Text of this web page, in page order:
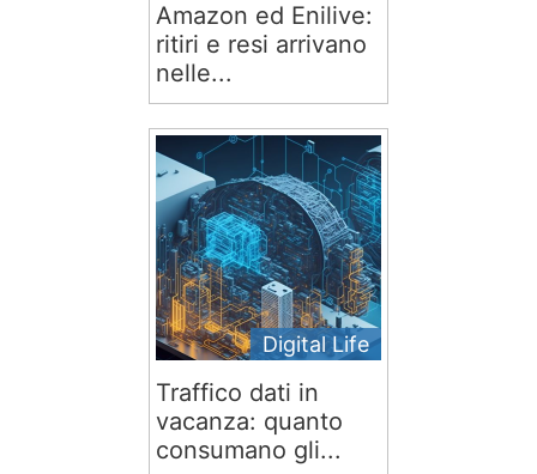
Amazon ed Enilive:
ritiri e resi arrivano
nelle...
Digital Life
Traffico dati in
vacanza: quanto
consumano gli...